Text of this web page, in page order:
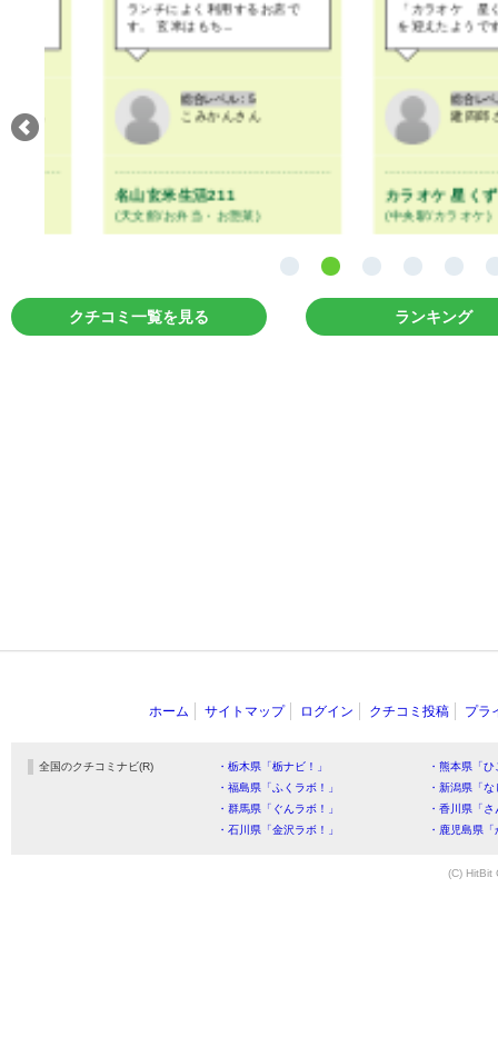
ランチによく利用するお店で
す。 玄米はもち...
総合レベル：5
こみかんさん
名山玄米生活211
(天文館/お弁当・お惣菜)
「カラオケ 星くず」も
を迎えたようです...
総合レベル：7
建四郎さん
カラオケ 星くず
(中央駅/カラオケ)
クチコミ一覧を見る ランキング
ホーム サイトマップ ログイン クチコミ投稿 プラ
全国のクチコミナビ(R) ・栃木県「栃ナビ！」
・熊本県「
・福島県「ふくラボ！」
・新潟県「
・群馬県「ぐんラボ！」
・香川県「
・石川県「金沢ラボ！」
・鹿児島県
(C) HitBit